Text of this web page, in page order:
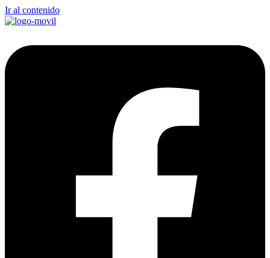
Ir al contenido